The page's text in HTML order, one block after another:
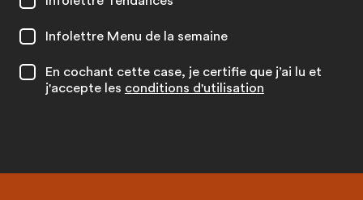
Infolettre Menu de la semaine
En cochant cette case, je certifie que j’ai lu et
j'accepte les conditions d'utilisation